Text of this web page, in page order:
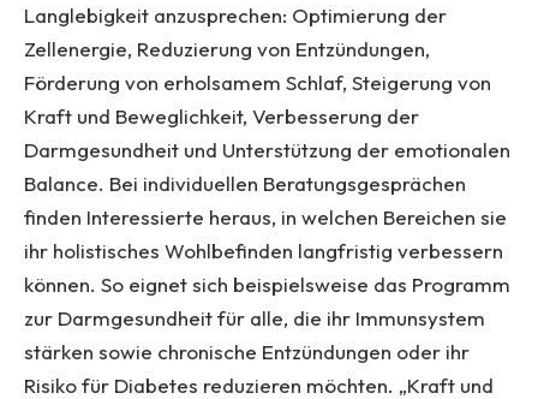
Langlebigkeit anzusprechen: Optimierung der
Zellenergie, Reduzierung von Entzündungen,
Förderung von erholsamem Schlaf, Steigerung von
Kraft und Beweglichkeit, Verbesserung der
Darmgesundheit und Unterstützung der emotionalen
Balance. Bei individuellen Beratungsgesprächen
finden Interessierte heraus, in welchen Bereichen sie
ihr holistisches Wohlbefinden langfristig verbessern
können. So eignet sich beispielsweise das Programm
zur Darmgesundheit für alle, die ihr Immunsystem
stärken sowie chronische Entzündungen oder ihr
Risiko für Diabetes reduzieren möchten. „Kraft und